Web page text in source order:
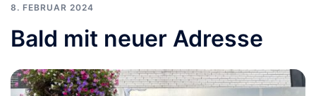
8. FEBRUAR 2024
Bald mit neuer Adresse